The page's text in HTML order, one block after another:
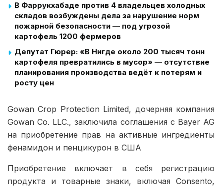
В Фаррукхабаде против 4 владельцев холодных
складов возбуждены дела за нарушение норм
пожарной безопасности — под угрозой
картофель 1200 фермеров
Депутат Гюрер: «В Нигде около 200 тысяч тонн
картофеля превратились в мусор» — отсутствие
планирования производства ведёт к потерям и
росту цен
Gowan Crop Protection Limited, дочерняя компания
Gowan Co. LLC., заключила соглашения с Bayer AG
на приобретение прав на активные ингредиенты
фенамидон и пенцикурон в США
Приобретение включает в себя регистрацию
продукта и товарные знаки, включая Consento,